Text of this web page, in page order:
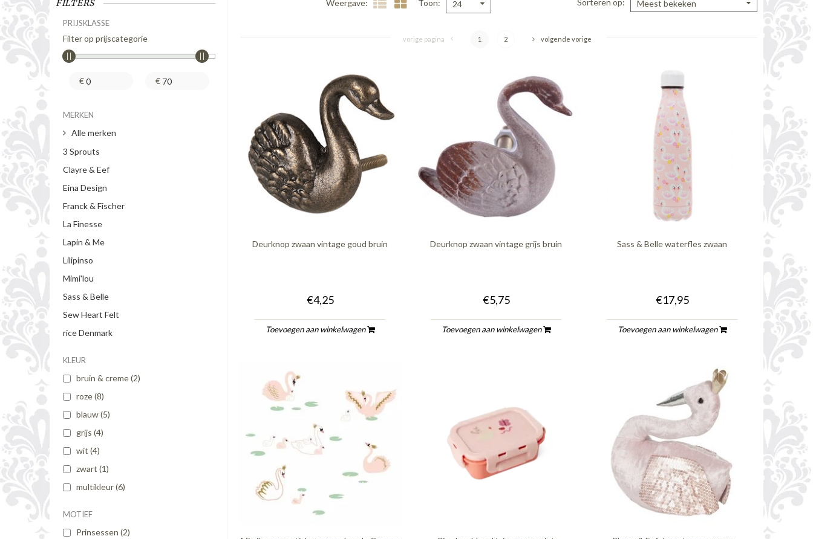
FILTERS
PRIJSKLASSE
Filter op prijscategorie
€ €
MERKEN
Alle merken
3 Sprouts
Clayre & Eef
Eina Design
Franck & Fischer
La Finesse
Lapin & Me
Lilipinso
Mimi'lou
Sass & Belle
Sew Heart Felt
rice Denmark
KLEUR
bruin & creme(2)
roze(8)
blauw(5)
grijs (4)
wit (4)
zwart (1)
multikleur(6)
MOTIEF
Prinsessen (2)
Weergave Toon 24 Meest bekeken
vorige pagina 1 2 volgende vorige
Deurknop zwaan vintage goud bruin
€4,25
Toevoegen aan winkelwagen
Deurknop zwaan vintage grijs bruin
€5,75
Toevoegen aan winkelwagen
Sass & Belle waterfles zwaan
€17,95
Toevoegen aan winkelwagen